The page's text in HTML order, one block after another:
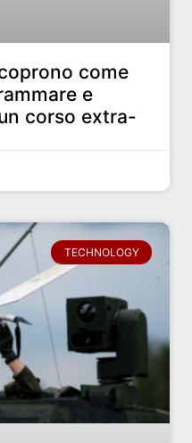
come
e
corso extra-
TECHNOLOGY